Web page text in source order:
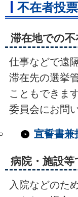
不在者投票
滞在地での不
仕事などで遠
滞在先の選挙
こともできま
委員会にお問
宣誓書兼
病院・施設
入院などのた